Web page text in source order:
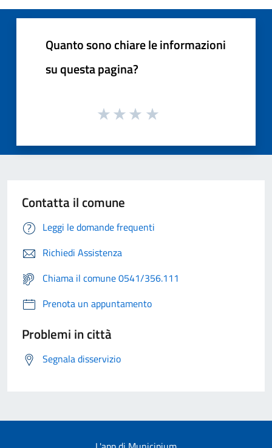
Quanto sono chiare le informazioni
su questa pagina?
Contatta il comune
Leggi le domande frequenti
Richiedi Assistenza
Chiama il comune 0541/356.111
Prenota un appuntamento
Problemi in città
Segnala disservizio